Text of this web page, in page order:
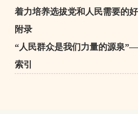
着力培养选拔党和人民需要的
附录
“人民群众是我们力量的源泉
索引